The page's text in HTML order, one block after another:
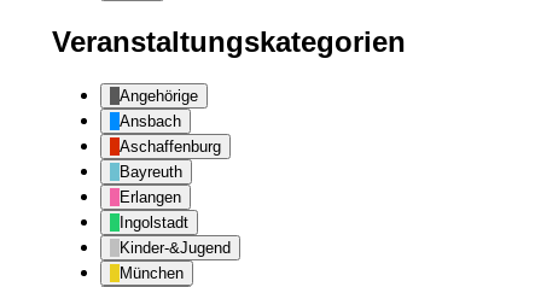
Veranstaltungskategorien
Angehörige
Ansbach
Aschaffenburg
Bayreuth
Erlangen
Ingolstadt
Kinder-&Jugend
München